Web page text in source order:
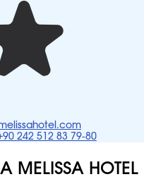
242 512 83 79-80
MELISSA HOTEL